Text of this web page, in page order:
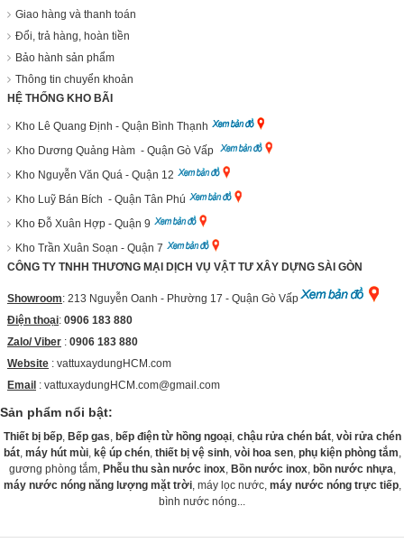
Giao hàng và thanh toán
Đổi, trả hàng, hoàn tiền
Bảo hành sản phẩm
Thông tin chuyển khoản
HỆ THỐNG KHO BÃI
Kho Lê Quang Định - Quận Bình Thạnh
Kho Dương Quảng Hàm - Quận Gò Vấp
Kho Nguyễn Văn Quá - Quận 12
Kho Luỹ Bán Bích - Quận Tân Phú
Kho Đỗ Xuân Hợp - Quận 9
Kho Trần Xuân Soạn - Quận 7
CÔNG TY TNHH THƯƠNG MẠI DỊCH VỤ VẬT TƯ XÂY DỰNG SÀI GÒN
Showroom: 213 Nguyễn Oanh - Phường 17 - Quận Gò Vấp
Điện thoại: 0906 183 880
Zalo/ Viber : 0906 183 880
Website : vattuxaydungHCM.com
Email : vattuxaydungHCM.com@gmail.com
Sản phẩm nổi bật:
Thiết bị bếp, Bếp gas, bếp điện từ hồng ngoại, chậu rửa chén bát, vòi rửa chén
bát, máy hút mùi, kệ úp chén, thiết bị vệ sinh, vòi hoa sen, phụ kiện phòng tắm,
gương phòng tắm, Phễu thu sàn nước inox, Bồn nước inox, bồn nước nhựa,
máy nước nóng năng lượng mặt trời, máy lọc nước, máy nước nóng trực tiếp,
bình nước nóng...